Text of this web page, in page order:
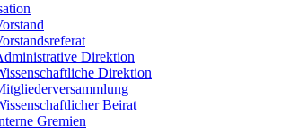
Direktion
Direktion
Beirat
Gremien